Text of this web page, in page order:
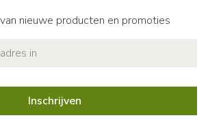
nieuwe producten en promoties
Inschrijven